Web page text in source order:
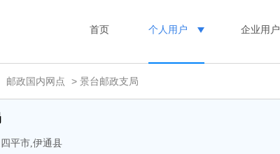
首页 个人用户 企业用户
邮政国内网点 > 景台邮政支局
平市,伊通县